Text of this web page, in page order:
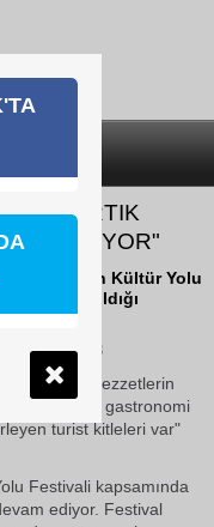
ARTIK
BELİRLİYOR"
Mersin Kültür Yolu
tanıtıldığı
15:13
yöresel lezzetlerin
"Sadece gastronomi
turist kitleleri var"
Festivali kapsamında
ediyor. Festival